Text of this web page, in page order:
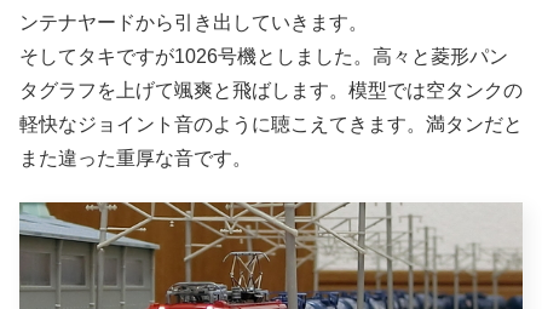
ンテナヤードから引き出していきます。
そしてタキですが1026号機としました。高々と菱形パン
タグラフを上げて颯爽と飛ばします。模型では空タンクの
軽快なジョイント音のように聴こえてきます。満タンだと
また違った重厚な音です。